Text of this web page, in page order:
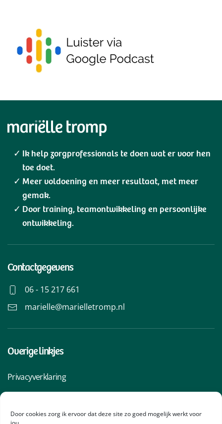
Door cookies zorg ik ervoor dat deze site zo goed mogelijk werkt voor
Ik help zorgprofessionals te doen wat er voor hen
toe doet.
Meer voldoening en meer resultaat, met meer
gemak.
Door training, teamontwikkeling en persoonlijke
ontwikkeling.
Contactgegevens
06 - 15 217 661
marielle@marielletromp.nl
Overige linkjes
Privacyverklaring
Algemene voorwaarden
Cookiebeleid